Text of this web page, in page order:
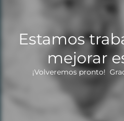
Estamos
mejorar
¡Volveremos pronto!